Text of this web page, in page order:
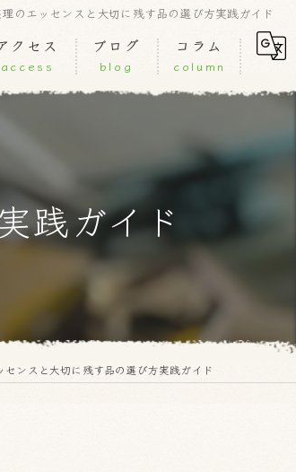
のエッセンスと大切に残す品の選び方実践ガイド
クセス
access
ブログ
blog
コラム
column
践ガイド
センスと大切に残す品の選び方実践ガイド